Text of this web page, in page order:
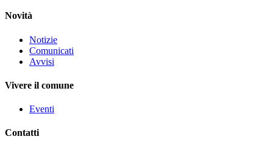
Novità
Notizie
Comunicati
Avvisi
Vivere il comune
Eventi
Contatti